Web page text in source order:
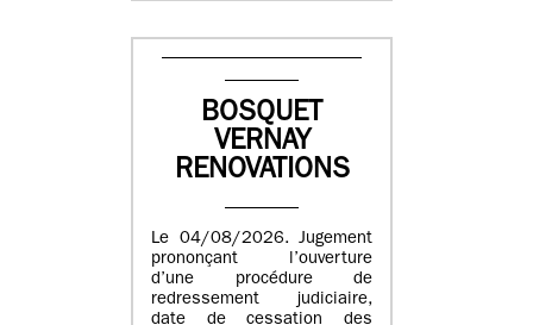
BOSQUET
VERNAY
RENOVATIONS
Le 04/08/2026. Jugement
prononçant l’ouverture
d’une procédure de
redressement judiciaire,
date de cessation des